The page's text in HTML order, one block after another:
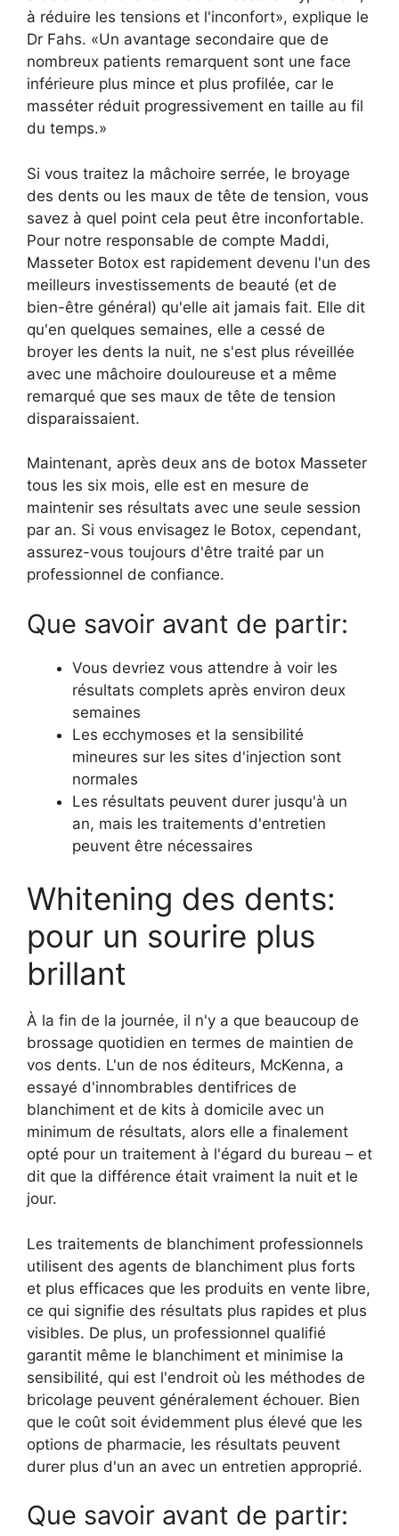
à réduire les tensions et l'inconfort», explique le
Dr Fahs. «Un avantage secondaire que de
nombreux patients remarquent sont une face
inférieure plus mince et plus profilée, car le
masséter réduit progressivement en taille au fil
du temps.»
Si vous traitez la mâchoire serrée, le broyage
des dents ou les maux de tête de tension, vous
savez à quel point cela peut être inconfortable.
Pour notre responsable de compte Maddi,
Masseter Botox est rapidement devenu l'un des
meilleurs investissements de beauté (et de
bien-être général) qu'elle ait jamais fait. Elle dit
qu'en quelques semaines, elle a cessé de
broyer les dents la nuit, ne s'est plus réveillée
avec une mâchoire douloureuse et a même
remarqué que ses maux de tête de tension
disparaissaient.
Maintenant, après deux ans de botox Masseter
tous les six mois, elle est en mesure de
maintenir ses résultats avec une seule session
par an. Si vous envisagez le Botox, cependant,
assurez-vous toujours d'être traité par un
professionnel de confiance.
Que savoir avant de partir:
Vous devriez vous attendre à voir les
résultats complets après environ deux
semaines
Les ecchymoses et la sensibilité
mineures sur les sites d'injection sont
normales
Les résultats peuvent durer jusqu'à un
an, mais les traitements d'entretien
peuvent être nécessaires
Whitening des dents:
pour un sourire plus
brillant
À la fin de la journée, il n'y a que beaucoup de
brossage quotidien en termes de maintien de
vos dents. L'un de nos éditeurs, McKenna, a
essayé d'innombrables dentifrices de
blanchiment et de kits à domicile avec un
minimum de résultats, alors elle a finalement
opté pour un traitement à l'égard du bureau – et
dit que la différence était vraiment la nuit et le
jour.
Les traitements de blanchiment professionnels
utilisent des agents de blanchiment plus forts
et plus efficaces que les produits en vente libre,
ce qui signifie des résultats plus rapides et plus
visibles. De plus, un professionnel qualifié
garantit même le blanchiment et minimise la
sensibilité, qui est l'endroit où les méthodes de
bricolage peuvent généralement échouer. Bien
que le coût soit évidemment plus élevé que les
options de pharmacie, les résultats peuvent
durer plus d'un an avec un entretien approprié.
Que savoir avant de partir: